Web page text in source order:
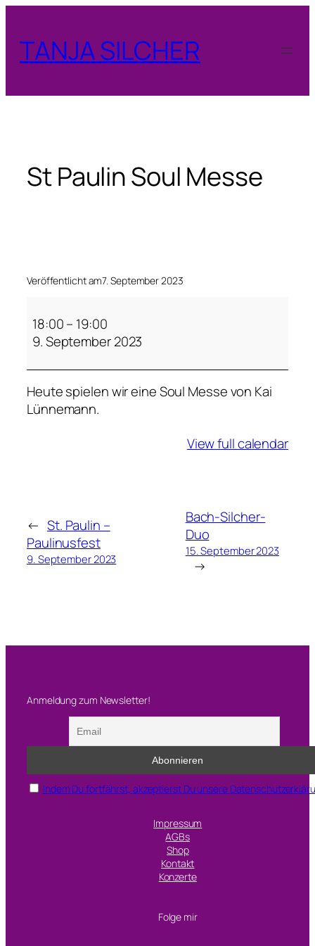
springen
TANJA SILCHER
St Paulin Soul Messe
Veröffentlicht am7. September 2023
P
u
l
i
e
s
s
18:00– 19:00
9. September 2023
Heute spielen wir eine Soul Messe von Kai
Lünnemann.
View full calendar
← St. Paulin –
Paulinusfest
9. September 2023
Bach-Silcher-
Duo
15. September 2023
→
Anmeldung zum Newsletter!
Indem Du fortfährst, akzeptierst Du unsere
Impressum
AGBs
Shop
Kontakt
Konzerte
Folge mir